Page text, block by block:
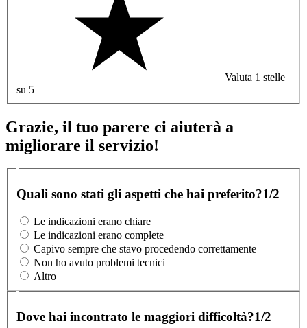
Valuta 1 stelle
su 5
Grazie, il tuo parere ci aiuterà a
migliorare il servizio!
Quali sono stati gli aspetti che hai preferito?1/2
Le indicazioni erano chiare
Le indicazioni erano complete
Capivo sempre che stavo procedendo correttamente
Non ho avuto problemi tecnici
Altro
Dove hai incontrato le maggiori difficoltà?1/2